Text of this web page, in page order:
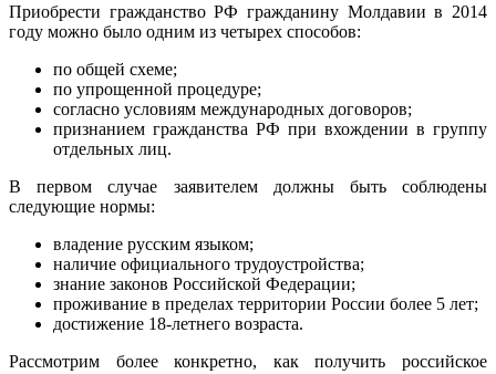
Приобрести гражданство РФ гражданину Молдавии в 2014
году можно было одним из четырех способов:
по общей схеме;
по упрощенной процедуре;
согласно условиям международных договоров;
признанием гражданства РФ при вхождении в группу
отдельных лиц.
В первом случае заявителем должны быть соблюдены
следующие нормы:
владение русским языком;
наличие официального трудоустройства;
знание законов Российской Федерации;
проживание в пределах территории России более 5 лет;
достижение 18-летнего возраста.
Рассмотрим более конкретно, как получить российское